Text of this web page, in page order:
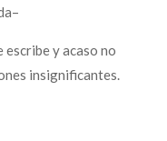
escribe y acaso no
insignificantes.